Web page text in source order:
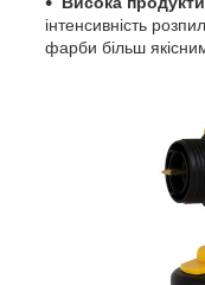
інтенсивність
фарби більш